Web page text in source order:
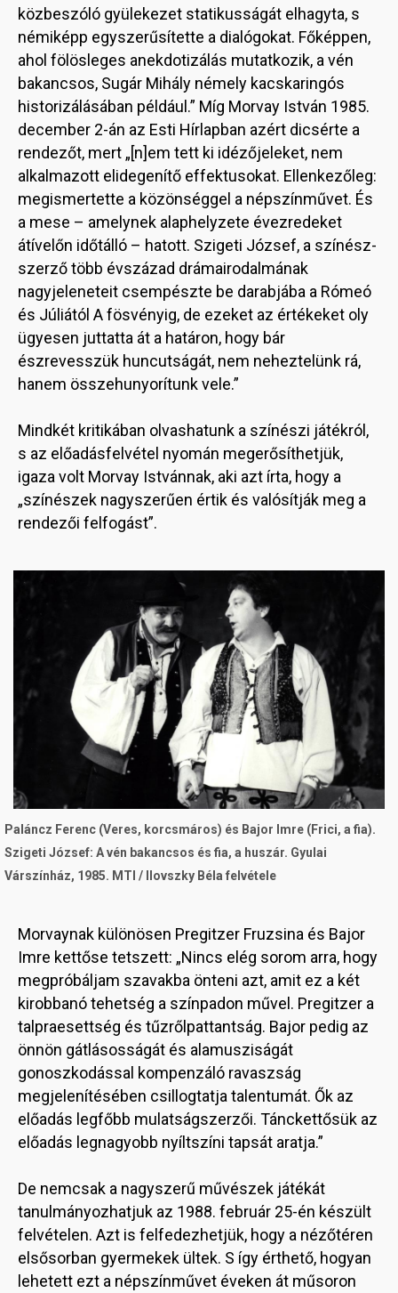
közbeszóló gyülekezet statikusságát elhagyta, s
némiképp egyszerűsítette a dialógokat. Főképpen,
ahol fölösleges anekdotizálás mutatkozik, a vén
bakancsos, Sugár Mihály némely kacskaringós
historizálásában például.” Míg Morvay István 1985.
december 2-án az Esti Hírlapban azért dicsérte a
rendezőt, mert „[n]em tett ki idézőjeleket, nem
alkalmazott elidegenítő effektusokat. Ellenkezőleg:
megismertette a közönséggel a népszínművet. És
a mese – amelynek alaphelyzete évezredeket
átívelőn időtálló – hatott. Szigeti József, a színész-
szerző több évszázad drámairodalmának
nagyjeleneteit csempészte be darabjába a Rómeó
és Júliától A fösvényig, de ezeket az értékeket oly
ügyesen juttatta át a határon, hogy bár
észrevesszük huncutságát, nem neheztelünk rá,
hanem összehunyorítunk vele.”
Mindkét kritikában olvashatunk a színészi játékról,
s az előadásfelvétel nyomán megerősíthetjük,
igaza volt Morvay Istvánnak, aki azt írta, hogy a
„színészek nagyszerűen értik és valósítják meg a
rendezői felfogást”.
Image
Paláncz Ferenc (Veres, korcsmáros) és Bajor Imre (Frici, a fia).
Szigeti József: A vén bakancsos és fia, a huszár. Gyulai
Várszínház, 1985. MTI / Ilovszky Béla felvétele
Morvaynak különösen Pregitzer Fruzsina és Bajor
Imre kettőse tetszett: „Nincs elég sorom arra, hogy
megpróbáljam szavakba önteni azt, amit ez a két
kirobbanó tehetség a színpadon művel. Pregitzer a
talpraesettség és tűzrőlpattantság. Bajor pedig az
önnön gátlásosságát és alamusziságát
gonoszkodással kompenzáló ravaszság
megjelenítésében csillogtatja talentumát. Ők az
előadás legfőbb mulatságszerzői. Tánckettősük az
előadás legnagyobb nyíltszíni tapsát aratja.”
De nemcsak a nagyszerű művészek játékát
tanulmányozhatjuk az 1988. február 25-én készült
felvételen. Azt is felfedezhetjük, hogy a nézőtéren
elsősorban gyermekek ültek. S így érthető, hogyan
lehetett ezt a népszínművet éveken át műsoron